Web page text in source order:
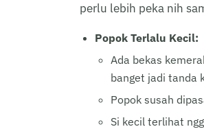
perlu lebih peka nih
Popok Terlalu Kecil:
Ada bekas
banget jadi tanda
Popok susah
Si kecil terlihat